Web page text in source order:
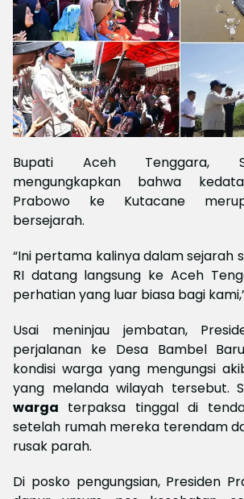
Bupati Aceh Tenggara,
mengungkapkan bahwa
Prabowo ke Kutacane
bersejarah.
“Ini pertama kalinya dalam sejarah
RI datang langsung ke Aceh
perhatian yang luar biasa bagi
Usai meninjau jembatan,
perjalanan ke Desa Bambel
kondisi warga yang mengungsi
yang melanda wilayah tersebut.
warga terpaksa tinggal di
setelah rumah mereka terendam
rusak parah.
Di posko pengungsian, Presiden